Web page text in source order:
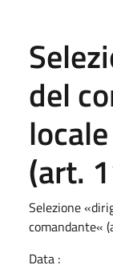
del
(art.
Selezione
comandante«
Data :